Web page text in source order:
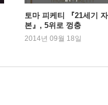
토마 피케티 『21세기 자
본』, 5위로 껑충
2014년 09월 18일